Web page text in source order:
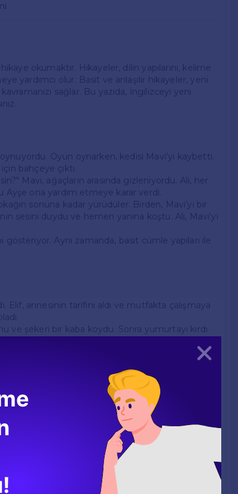
okumaktır. Hikayeler, dilin yapılarını, kelime
yardımcı olur. Basit ve anlaşılır hikayeler, yeni
sağlar. Bu yazıda, İngilizceyi yeni
Oyun oynarken, kedisi Mavi’yi kaybetti.
bahçeye çıktı.
Mavi, ağaçların arasında gizleniyordu. Ali, her
Ayşe ona yardım etmeye karar verdi.
sonuna kadar yürüdüler. Birden, Mavi’yi bir
sesini duydu ve hemen yanına koştu. Ali, Mavi’yi
Aynı zamanda, basit cümle yapıları ile
annesinin tarifini aldı ve mutfakta çalışmaya
ve şekeri bir kaba koydu. Sonra yumurtayı kırdı
hamur yaptı.
Elif sabırsızlıkla bekledi. "Pasta pişti mi?" diye
geldi.
Sonunda, pastası hazırdı. Arkadaşlarıyla birlikte
yardımcı olurken, aynı zamanda
vurguluyor.
sıcaktı. Cem, dışarı çıkmaya karar verdi.
Cem, arkadaşlarıyla birlikte futbol
Kapat